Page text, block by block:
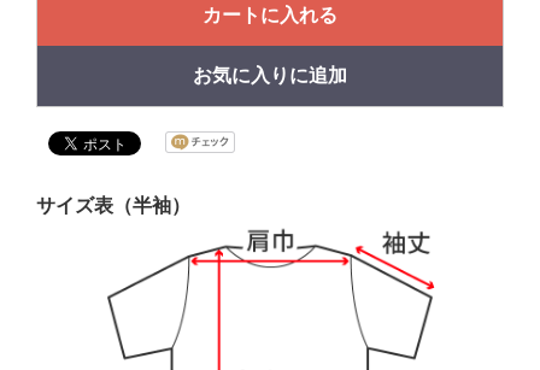
カートに入れる
お気に入りに追加
サイズ表（半袖）